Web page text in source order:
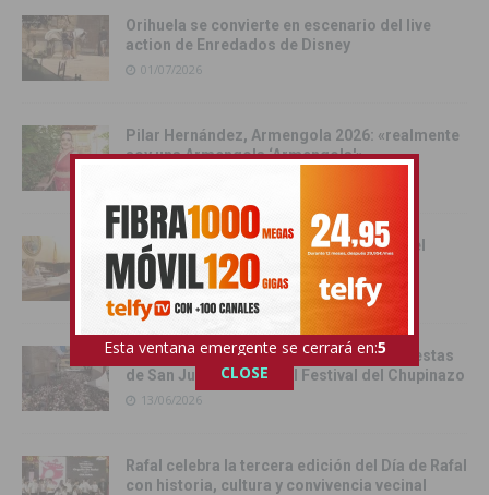
Orihuela se convierte en escenario del live
action de Enredados de Disney
01/07/2026
Pilar Hernández, Armengola 2026: «realmente
soy una Armengola ‘Armengola'»
Las senadoras de la Vega Baja acercan el
Senado a la comarca
17/06/2026
Catral da el pistoletazo de salida a las fiestas
de San Juan 2026 con el Festival del Chupinazo
13/06/2026
Rafal celebra la tercera edición del Día de Rafal
con historia, cultura y convivencia vecinal
Esta ventana emergente se cerrará en:4
CLOSE